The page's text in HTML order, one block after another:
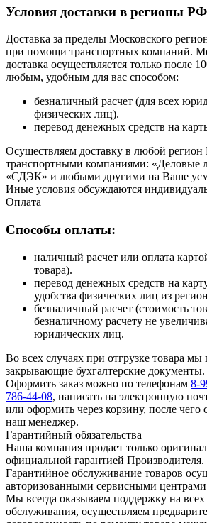
Условия доставки в регионы
Доставка за пределы Московского
при помощи транспортных компаний.
доставка осуществляется только после
любым, удобным для вас способом:
безналичный расчет (для всех
физических лиц).
перевод денежных средств на
Осуществляем доставку в любой
транспортными компаниями:
«СДЭК» и любыми другими на Ваше
Иные условия обсуждаются
Оплата
Способы оплаты:
наличный расчет или оплата
товара).
перевод денежных средств на
удобства физических лиц из
безналичный расчет (стоимость
безналичному расчету не
юридических лиц.
Во всех случаях при отгрузке товара мы
закрывающие бухгалтерские документы.
Оформить заказ можно по телефонам 8-
786-44-08, написать на электронную
или оформить через корзину, после чего
наш менеджер.
Гарантийный обязательства
Наша компания продает только
официальной гарантией Производителя.
Гарантийное обслуживание товаров
авторизованными сервисными
Мы всегда оказываем поддержку на всех
обслуживания, осуществляем